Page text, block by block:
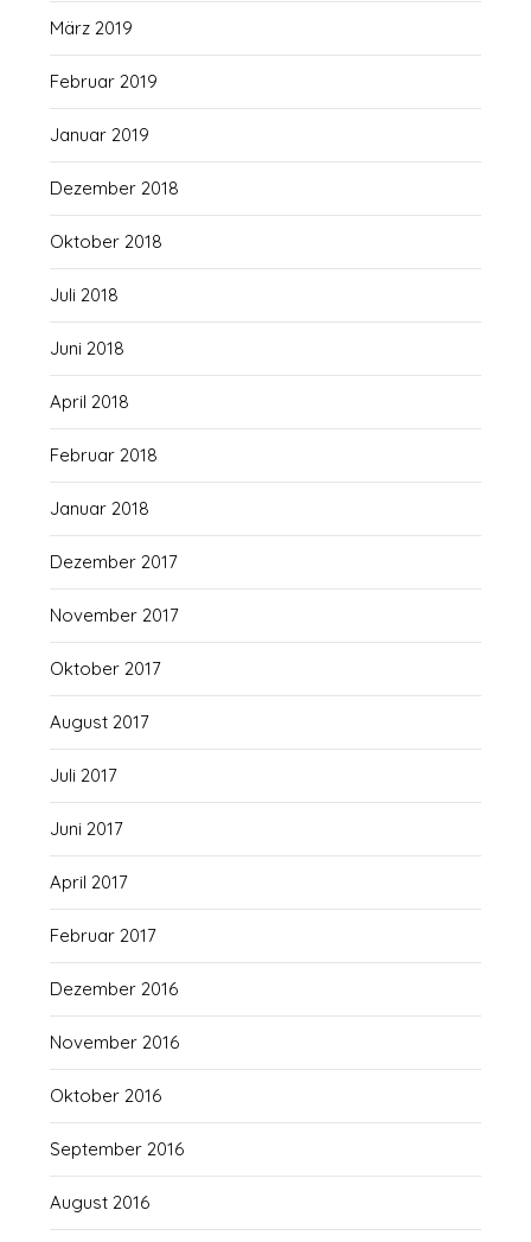
März 2019
Februar 2019
Januar 2019
Dezember 2018
Oktober 2018
Juli 2018
Juni 2018
April 2018
Februar 2018
Januar 2018
Dezember 2017
November 2017
Oktober 2017
August 2017
Juli 2017
Juni 2017
April 2017
Februar 2017
Dezember 2016
November 2016
Oktober 2016
September 2016
August 2016